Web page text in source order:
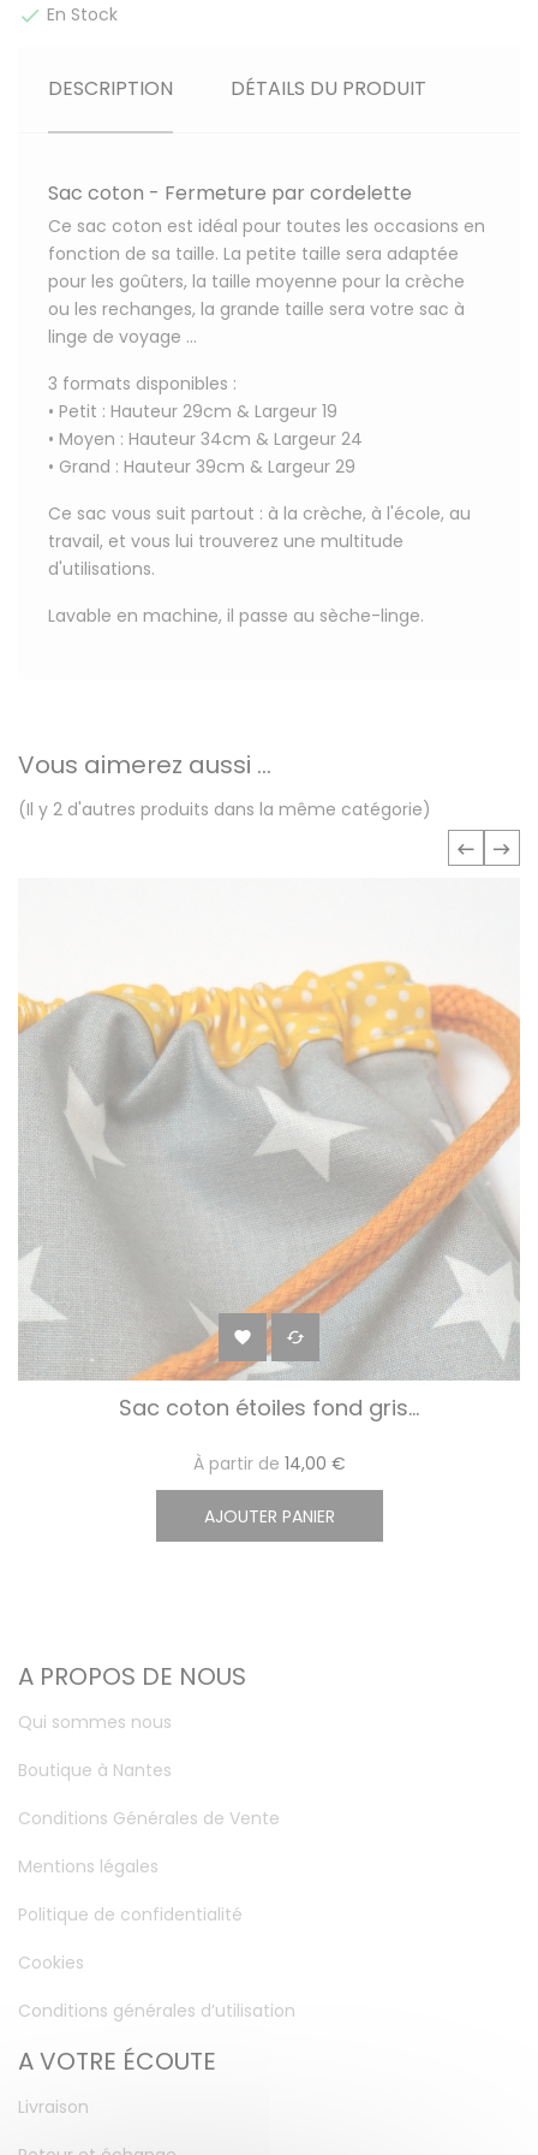
 En Stock
DESCRIPTION DÉTAILS DU PRODUIT
Sac coton - Fermeture par cordelette
Ce sac coton est idéal pour toutes les occasions en
fonction de sa taille. La petite taille sera adaptée
pour les goûters, la taille moyenne pour la crèche
ou les rechanges, la grande taille sera votre sac à
linge de voyage ...
3 formats disponibles :
• Petit : Hauteur 29cm & Largeur 19
• Moyen : Hauteur 34cm & Largeur 24
• Grand : Hauteur 39cm & Largeur 29
Ce sac vous suit partout : à la crèche, à l'école, au
travail, et vous lui trouverez une multitude
d'utilisations.
Lavable en machine, il passe au sèche-linge.
Vous aimerez aussi ...
(Il y 2 d'autres produits dans la même catégorie)
 
Sac coton étoiles fond gris...
À partir de 14,00 €
AJOUTER PANIER
A PROPOS DE NOUS
Qui sommes nous
Boutique à Nantes
Conditions Générales de Vente
Mentions légales
Politique de confidentialité
Cookies
Conditions générales d’utilisation
A VOTRE ÉCOUTE
Livraison